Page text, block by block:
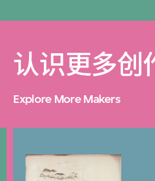
认识更多创
Explore More Makers